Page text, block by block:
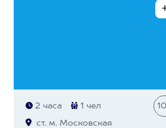
2 часа 1 чел
ст. м. Московская